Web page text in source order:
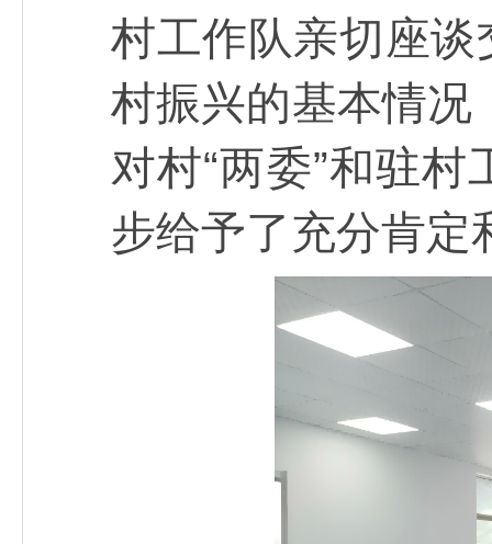
村工作队亲切座
村振兴的基本情况
对村“两委”和驻
步给予了充分肯定